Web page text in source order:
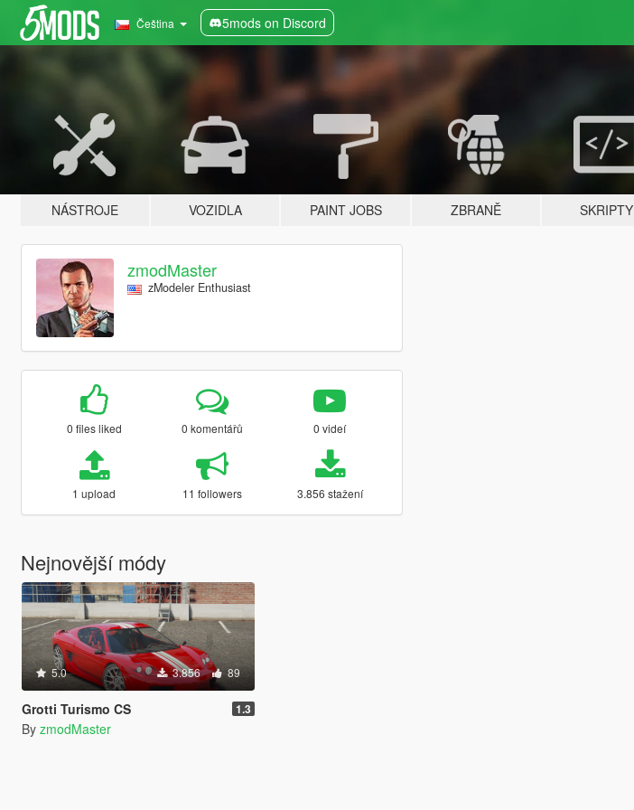
Čeština 5mods on Discord
NÁSTROJE VOZIDLA PAINT JOBS ZBRANĚ SKRIPTY
zmodMaster
zModeler Enthusiast
0 files liked 0 komentářů 0 videí
1 upload 11 followers 3.856 stažení
Nejnovější módy
5.0 3.856 89
Grotti Turismo CS 1.3
By zmodMaster